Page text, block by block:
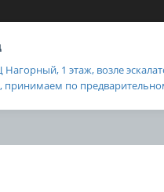
Нагорный, 1 этаж, возле
принимаем по